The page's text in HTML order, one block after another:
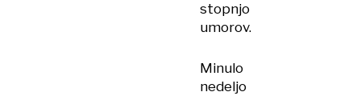
stopnjo
umorov.
Minulo
nedeljo